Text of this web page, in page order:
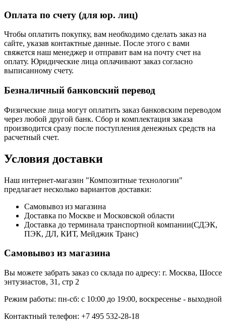
Оплата по счету (для юр. лиц)
Чтобы оплатить покупку, вам необходимо сделать заказ на
сайте, указав контактные данные. После этого с вами
свяжется наш менеджер и отправит вам на почту счет на
оплату. Юридические лица оплачивают заказ согласно
выписанному счету.
Безналичный банковский перевод
Физические лица могут оплатить заказ банковским переводом
через любой другой банк. Сбор и комплектация заказа
производится сразу после поступления денежных средств на
расчетный счет.
Условия доставки
Наш интернет-магазин "Композитные технологии"
предлагает несколько вариантов доставки:
Самовывоз из магазина
Доставка по Москве и Московской области
Доставка до терминала транспортной компании(СДЭК,
ПЭК, ДЛ, КИТ, Мейджик Транс)
Самовывоз из магазина
Вы можете забрать заказ со склада по адресу: г. Москва, Шоссе
энтузиастов, 31, стр 2
Режим работы: пн-сб: с 10:00 до 19:00, воскресенье - выходной
Контактный телефон: +7 495 532-28-18